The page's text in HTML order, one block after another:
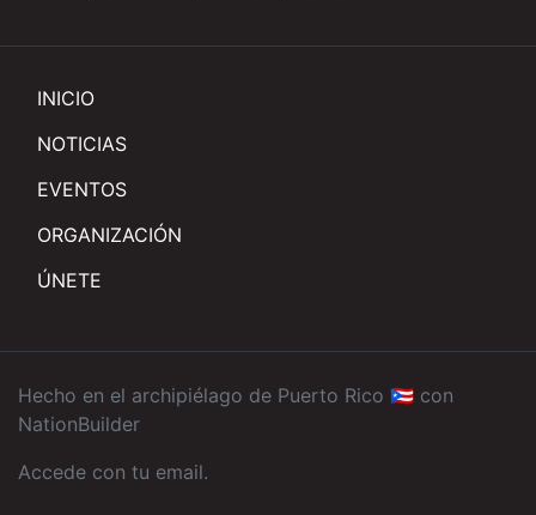
INICIO
NOTICIAS
EVENTOS
ORGANIZACIÓN
ÚNETE
Hecho en el archipiélago de Puerto Rico 🇵🇷 con
NationBuilder
Accede con tu email.